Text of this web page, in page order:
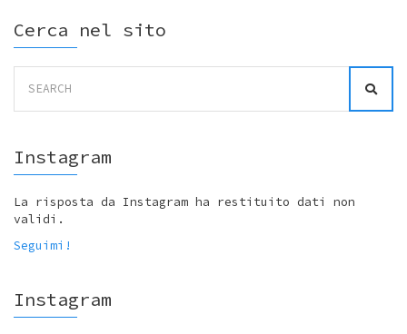
Cerca nel sito
for:
Instagram
La risposta da Instagram ha restituito dati non
validi.
Seguimi!
Instagram